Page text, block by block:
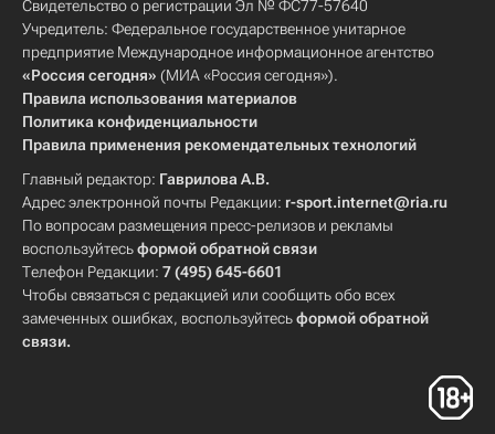
Свидетельство о регистрации Эл № ФС77-57640
Учредитель: Федеральное государственное унитарное
предприятие Международное информационное агентство
«Россия сегодня» (МИА «Россия сегодня»).
Правила использования материалов
Политика конфиденциальности
Правила применения рекомендательных технологий
Главный редактор: Гаврилова А.В.
Адрес электронной почты Редакции: r-sport.internet@ria.ru
По вопросам размещения пресс-релизов и рекламы
воспользуйтесьформой обратной связи
Телефон Редакции: 7 (495) 645-6601
Чтобы связаться с редакцией или сообщить обо всех
замеченных ошибках, воспользуйтесьформой обратной
связи.